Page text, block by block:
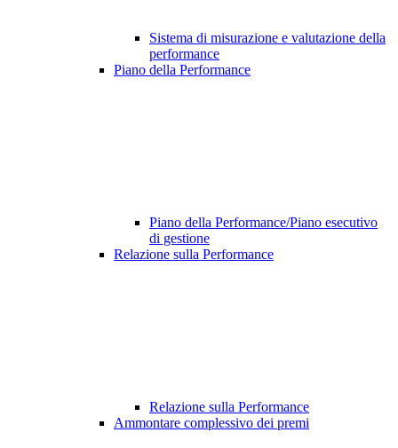
Sistema di misurazione e valutazione della
performance
Piano della Performance
Piano della Performance/Piano esecutivo
di gestione
Relazione sulla Performance
Relazione sulla Performance
Ammontare complessivo dei premi